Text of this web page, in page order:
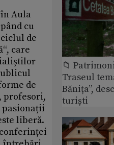
Aula
cu
de
care
de
profesori,
liberă.
📁
Traseul
Bănița”,
turiști